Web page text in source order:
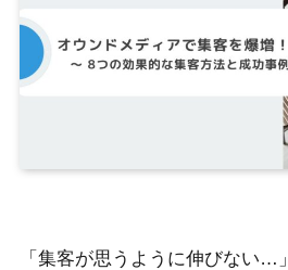
「集客が思うように伸びない…」